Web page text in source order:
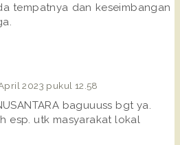
tempatnya dan keseimbangan
2023 pukul 12.58
baguuuss bgt ya.
esp. utk masyarakat lokal